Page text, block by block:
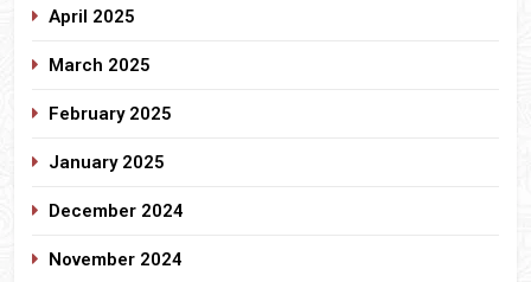
April 2025
March 2025
February 2025
January 2025
December 2024
November 2024